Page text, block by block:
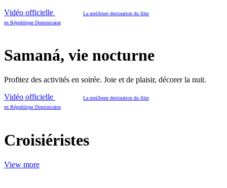
Vidéo officielle
La meilleure destination du film
en République Dominicaine
Samaná, vie nocturne
Profitez des activités en soirée. Joie et de plaisir, décorer la nuit.
Vidéo officielle
La meilleure destination du film
en République Dominicaine
Croisiéristes
View more